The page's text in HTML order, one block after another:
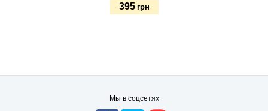
395 грн
Мы в соцсетях